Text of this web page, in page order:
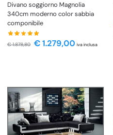
Divano soggiorno Magnolia
340cm moderno color sabbia
componibile
€1.878,80 €1.279,00 iva inclusa